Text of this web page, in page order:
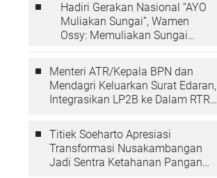
Hadiri Gerakan Nasional “AYO
Muliakan Sungai”, Wamen
Ossy: Memuliakan Sungai
Menteri ATR/Kepala BPN dan
Mendagri Keluarkan Surat Edaran,
Integrasikan LP2B ke Dalam RTRW
Titiek Soeharto Apresiasi
Transformasi Nusakambangan
Jadi Sentra Ketahanan Pangan